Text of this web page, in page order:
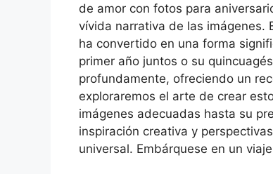
de amor con fotos para
vívida narrativa de las imágenes.
ha convertido en una forma
primer año juntos o su
profundamente, ofreciendo un
exploraremos el arte de crear
imágenes adecuadas hasta su
inspiración creativa y
universal. Embárquese en un